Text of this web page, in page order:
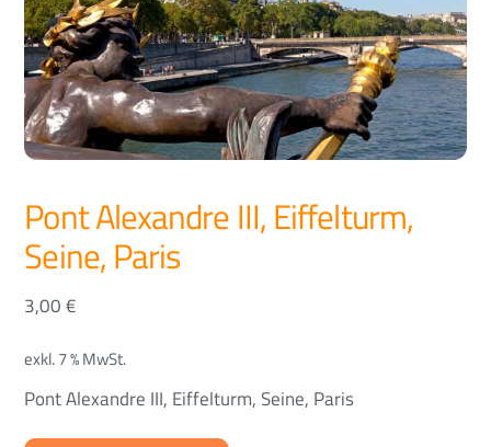
Pont Alexandre III, Eiffelturm,
Seine, Paris
3,00€
exkl. 7 % MwSt.
Pont Alexandre III, Eiffelturm, Seine, Paris